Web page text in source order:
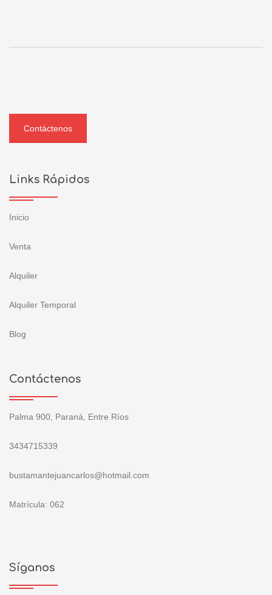
Contáctenos
Links Rápidos
Inicio
Venta
Alquiler
Alquiler Temporal
Blog
Contáctenos
Palma 900, Paraná, Entre Ríos
3434715339
bustamantejuancarlos@hotmail.com
Matrícula: 062
Síganos